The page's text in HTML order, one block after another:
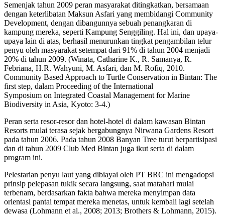
Semenjak tahun 2009 peran masyarakat ditingkatkan, bersamaan
dengan keterlibatan Maksun Asfari yang membidangi Community
Development, dengan dibangunnya sebuah penangkaran di
kampung mereka, seperti Kampung Senggiling. Hal ini, dan upaya-
upaya lain di atas, berhasil menurunkan tingkat pengambilan telur
penyu oleh masyarakat setempat dari 91% di tahun 2004 menjadi
20% di tahun 2009. (Winata, Catharine K., R. Samanya, R.
Febriana, H.R. Wahyuni, M. Asfari, dan M. Rofiq, 2010.
Community Based Approach to Turtle Conservation in Bintan: The
first step, dalam Proceeding of the International
Symposium on Integrated Coastal Management for Marine
Biodiversity in Asia, Kyoto: 3-4.)
Peran serta resor-resor dan hotel-hotel di dalam kawasan Bintan
Resorts mulai terasa sejak bergabungnya Nirwana Gardens Resort
pada tahun 2006. Pada tahun 2008 Banyan Tree turut berpartisipasi
dan di tahun 2009 Club Med Bintan juga ikut serta di dalam
program ini.
Pelestarian penyu laut yang dibiayai oleh PT BRC ini mengadopsi
prinsip pelepasan tukik secara langsung, saat matahari mulai
terbenam, berdasarkan fakta bahwa mereka menyimpan data
orientasi pantai tempat mereka menetas, untuk kembali lagi setelah
dewasa (Lohmann et al., 2008; 2013; Brothers & Lohmann, 2015).